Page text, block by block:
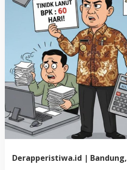
Derapperistiwa.id | Bandung,